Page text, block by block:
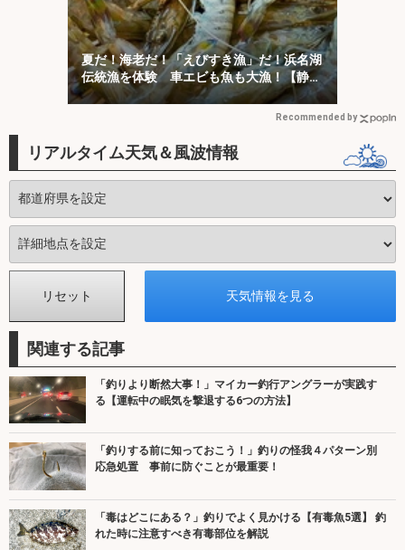
夏だ！海老だ！「えびすき漁」だ！浜名湖
伝統漁を体験 車エビも魚も大漁！【静
岡】
Recommended by
リアルタイム天気＆風波情報
関連する記事
「釣りより断然大事！」マイカー釣行アングラーが実践す
る【運転中の眠気を撃退する6つの方法】
「釣りする前に知っておこう！」釣りの怪我４パターン別
応急処置 事前に防ぐことが最重要！
「毒はどこにある？」釣りでよく見かける【有毒魚5選】 釣
れた時に注意すべき有毒部位を解説